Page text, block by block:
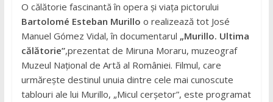
O călătorie fascinantă în opera și viața pictorului
Bartolomé Esteban Murillo o realizează tot José
Manuel Gómez Vidal, în documentarul „Murillo. Ultima
călătorie”,prezentat de Miruna Moraru, muzeograf
Muzeul Național de Artă al României. Filmul, care
urmărește destinul unuia dintre cele mai cunoscute
tablouri ale lui Murillo, „Micul cerșetor”, este programat